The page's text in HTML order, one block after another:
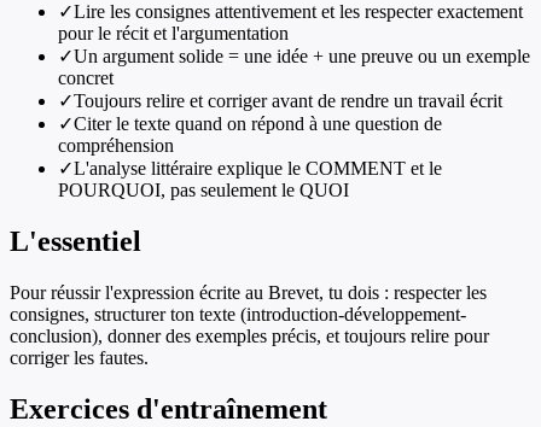
✓Lire les consignes attentivement et les respecter exactement
pour le récit et l'argumentation
✓Un argument solide = une idée + une preuve ou un exemple
concret
✓Toujours relire et corriger avant de rendre un travail écrit
✓Citer le texte quand on répond à une question de
compréhension
✓L'analyse littéraire explique le COMMENT et le
POURQUOI, pas seulement le QUOI
L'essentiel
Pour réussir l'expression écrite au Brevet, tu dois : respecter les
consignes, structurer ton texte (introduction-développement-
conclusion), donner des exemples précis, et toujours relire pour
corriger les fautes.
Exercices d'entraînement